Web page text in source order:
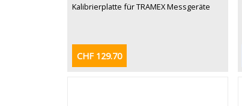
Kalibrierplatte für TRAMEX Messgeräte
CHF 129.70